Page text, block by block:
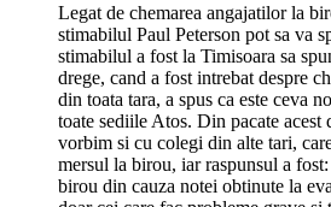
Legat de chemarea angajatilor la
stimabilul Paul Peterson pot sa va
stimabilul a fost la Timisoara sa
drege, cand a fost intrebat despre
din toata tara, a spus ca este ceva
toate sediile Atos. Din pacate
vorbim si cu colegi din alte tari,
mersul la birou, iar raspunsul a
birou din cauza notei obtinute la